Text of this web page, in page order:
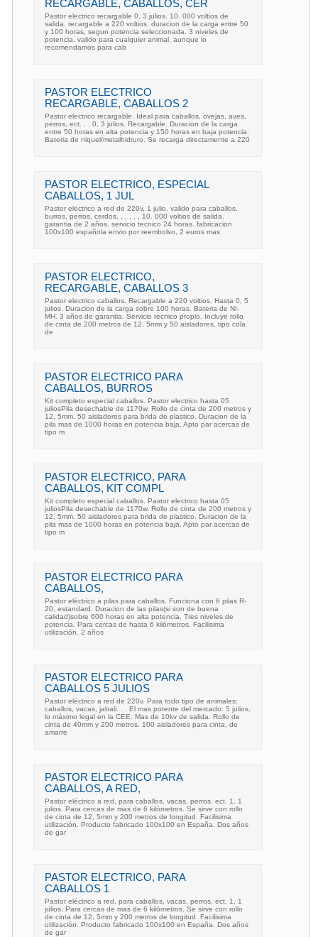
RECARGABLE, CABALLOS, CER
Pastor electrico recargable 0, 3 julios. 10. 000 voltios de
salida. recargable a 220 voltios. duracion de la carga entre 50
y 100 horas, segun potencia seleccionada. 3 niveles de
potencia. valido para cualquier animal, aunque lo
recomendamos para cab
PASTOR ELECTRICO
RECARGABLE, CABALLOS 2
Pastor electrico recargable. Ideal para caballos, ovejas, aves,
perros, ect. . . 0, 3 julios. Recargable. Duracion de la carga
entre 50 horas en alta potencia y 150 horas en baja potencia.
Bateria de niquel/metalhidruro. Se recarga directamente a 220
PASTOR ELECTRICO, ESPECIAL
CABALLOS, 1 JUL
Pastor electrico a red de 220v, 1 julio. valido para caballos,
burros, perros, cerdos, , , , , , 10. 000 voltios de salida.
garantia de 2 años. servicio tecnico 24 horas. fabricacion
100x100 española envio por reembolso, 2 euros mas
PASTOR ELECTRICO,
RECARGABLE, CABALLOS 3
Pastor electrico caballos. Recargable a 220 voltios. Hasta 0, 5
julios. Duracion de la carga sobre 100 horas. Bateria de NI-
MH. 3 años de garantia. Servicio tecnico propio. Incluye rollo
de cinta de 200 metros de 12, 5mm y 50 aisladores, tipo cola
de
PASTOR ELECTRICO PARA
CABALLOS, BURROS
Kit completo especial caballos. Pastor electrico hasta 05
juliosPila desechable de 1170w. Rollo de cinta de 200 metros y
12, 5mm. 50 aisladores para brida de plastico. Duracion de la
pila mas de 1000 horas en potencia baja. Apto par acercas de
tipo m
PASTOR ELECTRICO, PARA
CABALLOS, KIT COMPL
Kit completo especial caballos. Pastor electrico hasta 05
juliosPila desechable de 1170w. Rollo de cinta de 200 metros y
12, 5mm. 50 aisladores para brida de plastico. Duracion de la
pila mas de 1000 horas en potencia baja. Apto par acercas de
tipo m
PASTOR ELECTRICO PARA
CABALLOS,
Pastor eléctrico a pilas para caballos. Funciona con 6 pilas R-
20, estandard. Duracion de las pilas(si son de buena
calidad)sobre 600 horas en alta potencia. Tres niveles de
potencia. Para cercas de hasta 6 kilómetros. Facilisima
utilización. 2 años
PASTOR ELECTRICO PARA
CABALLOS 5 JULIOS
Pastor eléctrico a red de 220v. Para todo tipo de animales:
caballos, vacas, jabali. . . El mas potente del mercado: 5 julios,
lo máximo legal en la CEE. Mas de 10kv de salida. Rollo de
cinta de 40mm y 200 metros. 100 aisladores para cinta, de
amarre
PASTOR ELECTRICO PARA
CABALLOS, A RED,
Pastor eléctrico a red, para caballos, vacas, perros, ect. 1, 1
julios. Para cercas de mas de 6 kilómetros. Se sirve con rollo
de cinta de 12, 5mm y 200 metros de longitud. Facilisima
utilización. Producto fabricado 100x100 en España. Dos años
de gar
PASTOR ELECTRICO, PARA
CABALLOS 1
Pastor eléctrico a red, para caballos, vacas, perros, ect. 1, 1
julios. Para cercas de mas de 6 kilómetros. Se sirve con rollo
de cinta de 12, 5mm y 200 metros de longitud. Facilisima
utilización. Producto fabricado 100x100 en España. Dos años
de gar